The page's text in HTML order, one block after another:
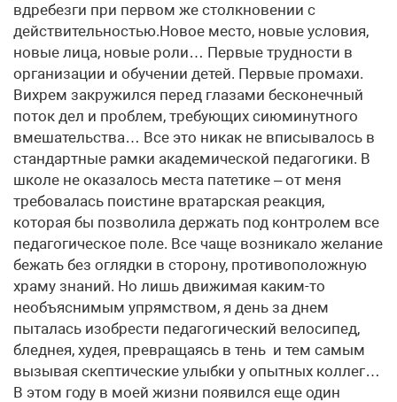
вдребезги при первом же столкновении с
действительностью.Новое место, новые условия,
новые лица, новые роли… Первые трудности в
организации и обучении детей. Первые промахи.
Вихрем закружился перед глазами бесконечный
поток дел и проблем, требующих сиюминутного
вмешательства… Все это никак не вписывалось в
стандартные рамки академической педагогики. В
школе не оказалось места патетике – от меня
требовалась поистине вратарская реакция,
которая бы позволила держать под контролем все
педагогическое поле. Все чаще возникало желание
бежать без оглядки в сторону, противоположную
храму знаний. Но лишь движимая каким-то
необъяснимым упрямством, я день за днем
пыталась изобрести педагогический велосипед,
бледнея, худея, превращаясь в тень и тем самым
вызывая скептические улыбки у опытных коллег…
В этом году в моей жизни появился еще один